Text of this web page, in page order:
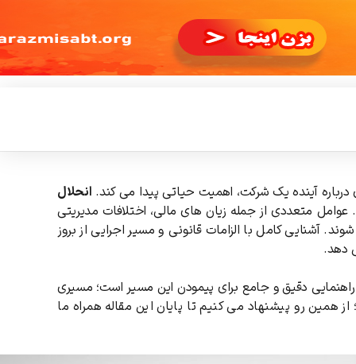
آینده یک شرکت، اهمیت حیاتی پیدا می کند. انحلال
متعددی از جمله زیان های مالی، اختلافات مدیریتی
آشنایی کامل با الزامات قانونی و مسیر اجرایی از بروز
دهد.
دقیق و جامع برای پیمودن این مسیر است؛ مسیری
همین رو پیشنهاد می کنیم تا پایان این مقاله همراه ما